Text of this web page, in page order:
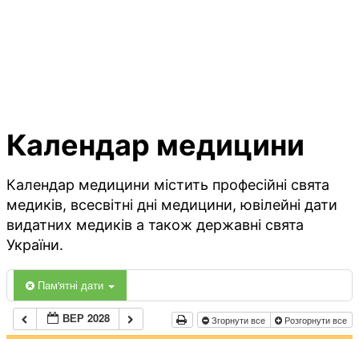
Календар медицини
Календар медицини містить професійні свята
медиків, всесвітні дні медицини, ювілейні дати
видатних медиків а також державні свята
України.
Пам'ятні дати
ВЕР 2028 Згорнути все Розгорнути все